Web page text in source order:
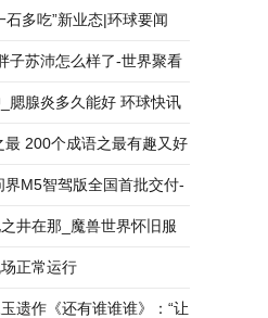
多吃”新业态|环球要闻
子苏沛怎么样了-世界聚看
腮腺炎多久能好 环球快讯
200个成语之最有趣又好
M5智驾版全国首批交付-
井在那_魔兽世界怀旧服
正常运行
遗作《还有谁谁谁》：“让